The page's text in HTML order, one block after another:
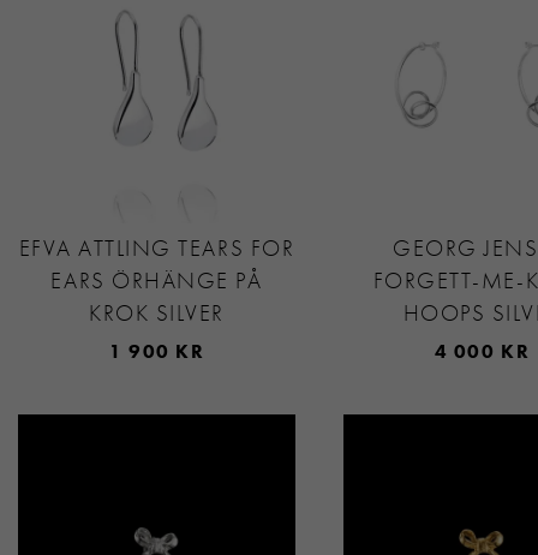
EFVA ATTLING TEARS FOR
EARS ÖRHÄNGE PÅ
KROK SILVER
1 900 KR
GEORG
FORGETT-ME-
HOOPS
4 000 KR